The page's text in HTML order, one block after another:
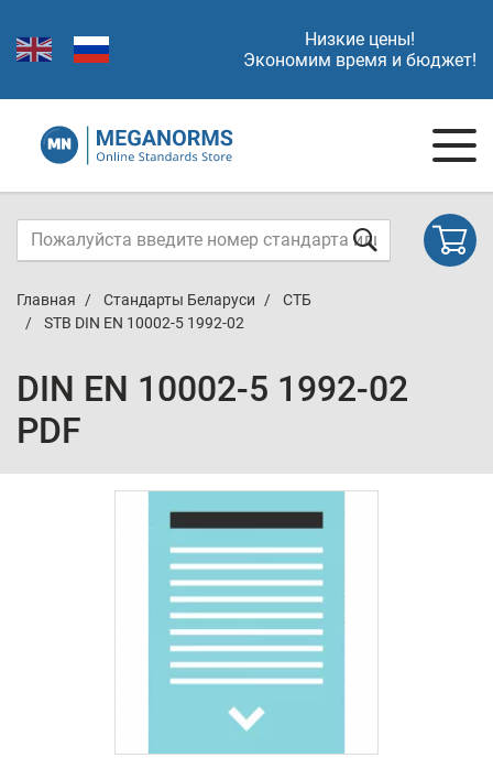
Низкие цены!
Экономим время и бюджет!
Главная Стандарты Беларуси
СТБ
STB DIN EN 10002-5 1992-02
DIN EN 10002-5 1992-02
PDF